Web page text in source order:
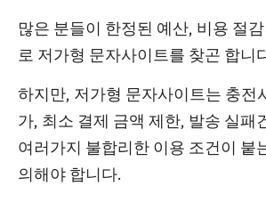
많은 분들이 한정된 예산, 비용 절
로 저가형 문자사이트를 찾곤 합니
하지만, 저가형 문자사이트는 충전
가, 최소 결제 금액 제한, 발송 실패
여러가지 불합리한 이용 조건이 붙
의해야 합니다.